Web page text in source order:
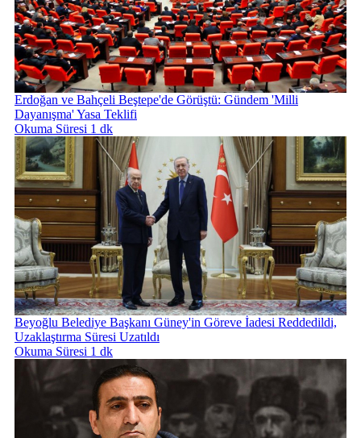
Erdoğan ve Bahçeli Beştepe'de Görüştü: Gündem 'Milli
Dayanışma' Yasa Teklifi
Okuma Süresi 1 dk
Beyoğlu Belediye Başkanı Güney'in Göreve İadesi Reddedildi,
Uzaklaştırma Süresi Uzatıldı
Okuma Süresi 1 dk